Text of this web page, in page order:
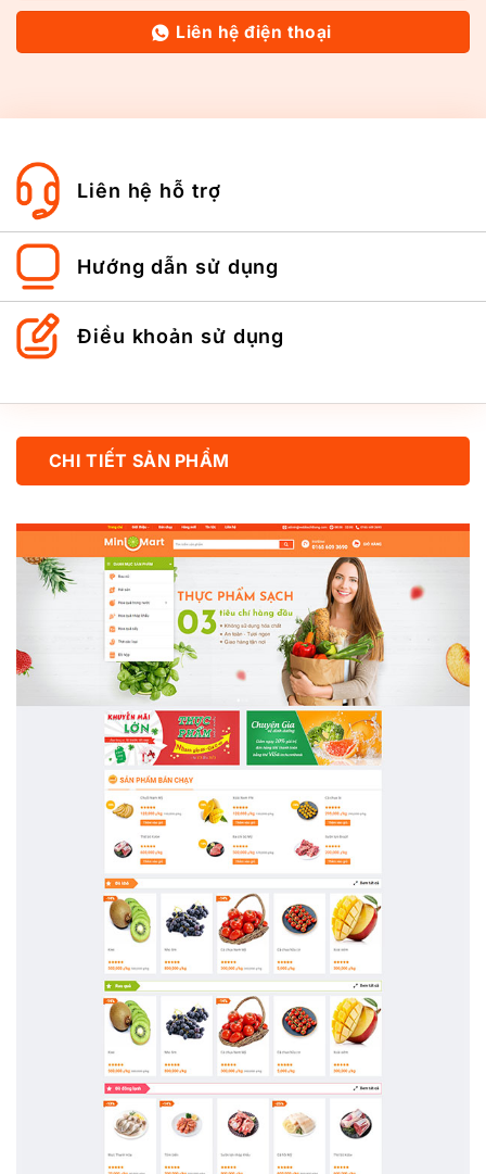
Liên hệ điện thoại
Liên hệ hỗ trợ
Hướng dẫn sử dụng
Điều khoản sử dụng
CHI TIẾT SẢN PHẨM